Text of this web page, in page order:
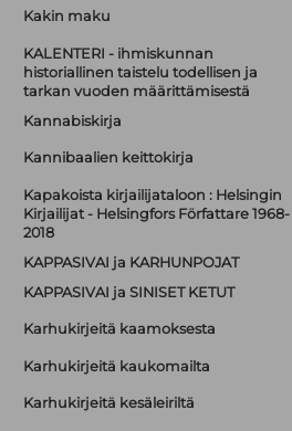
Kakin maku
KALENTERI - ihmiskunnan
historiallinen taistelu todellisen ja
tarkan vuoden määrittämisestä
Kannabiskirja
Kannibaalien keittokirja
Kapakoista kirjailijataloon : Helsingin
Kirjailijat - Helsingfors Författare 1968-
2018
KAPPASIVAI ja KARHUNPOJAT
KAPPASIVAI ja SINISET KETUT
Karhukirjeitä kaamoksesta
Karhukirjeitä kaukomailta
Karhukirjeitä kesäleiriltä